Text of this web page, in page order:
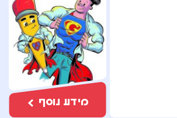
מידע נוסף